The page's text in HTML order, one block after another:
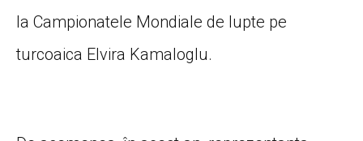
la Campionatele Mondiale de lupte pe
turcoaica Elvira Kamaloglu.